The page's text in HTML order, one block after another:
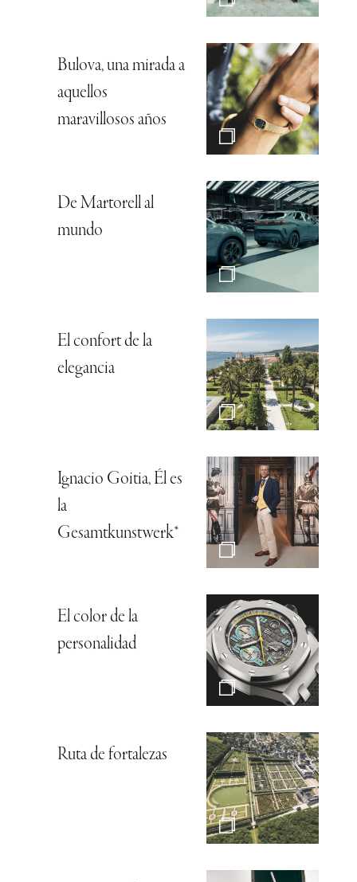
Bulova, una mirada a
aquellos
maravillosos años
De Martorell al
mundo
El confort de la
elegancia
Ignacio Goitia, Él es
la
Gesamtkunstwerk*
El color de la
personalidad
Ruta de fortalezas